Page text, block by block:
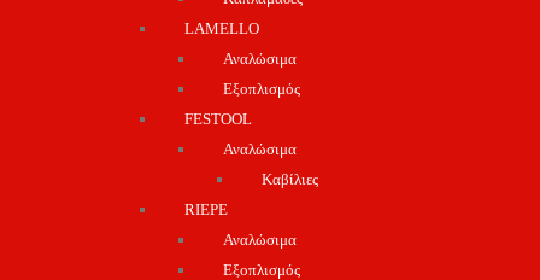
LAMELLO
Αναλώσιμα
Εξοπλισμός
FESTOOL
Αναλώσιμα
Καβίλιες
RIEPE
Αναλώσιμα
Εξοπλισμός